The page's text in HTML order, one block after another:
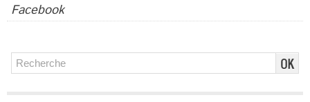
Facebook